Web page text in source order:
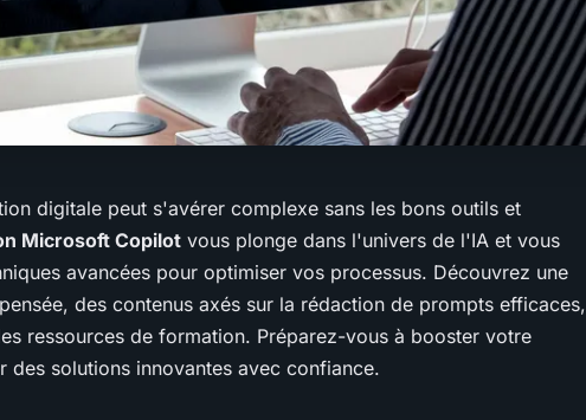
digitale peut s'avérer complexe sans les bons outils et
Microsoft Copilot vous plonge dans l'univers de l'IA et vous
avancées pour optimiser vos processus. Découvrez une
des contenus axés sur la rédaction de prompts efficaces,
ressources de formation. Préparez-vous à booster votre
des solutions innovantes avec confiance.